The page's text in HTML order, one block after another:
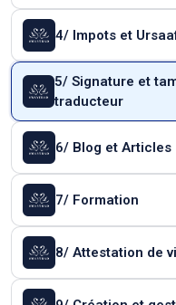
4/ Impots et
5/ Signature et
traducteur
6/ Blog et Articles
7/ Formation
8/ Attestation de